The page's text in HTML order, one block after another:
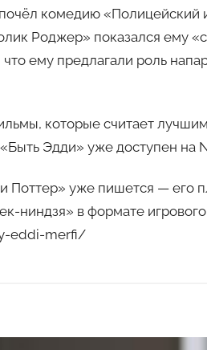
комедию «Полицейский
Роджер» показался ему
ему предлагали роль
которые считает
Эдди» уже доступен на
Поттер» уже пишется — его
ниндзя» в формате
eddi-merfi/